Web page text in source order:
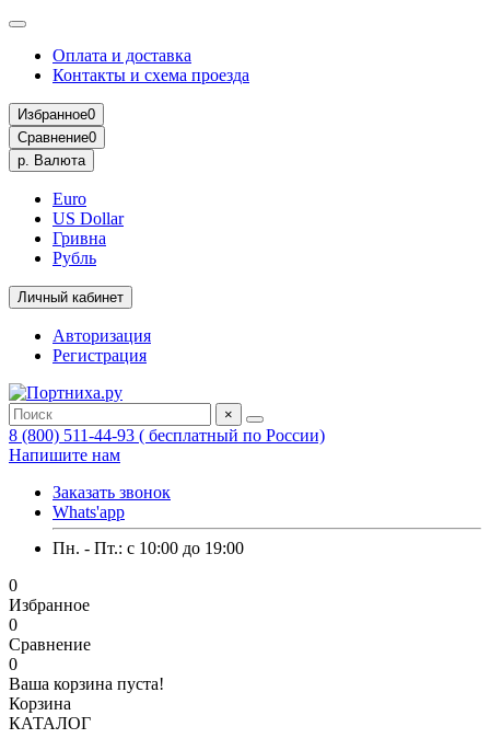
Оплата и доставка
Контакты и схема проезда
Избранное0
Сравнение0
р. Валюта
Euro
US Dollar
Гривна
Рубль
Личный кабинет
Авторизация
Регистрация
×
8 (800) 511-44-93 ( бесплатный по России)
Напишите нам
Заказать звонок
Whats'app
Пн. - Пт.: c 10:00 до 19:00
0
Избранное
0
Сравнение
0
Ваша корзина пуста!
Корзина
КАТАЛОГ